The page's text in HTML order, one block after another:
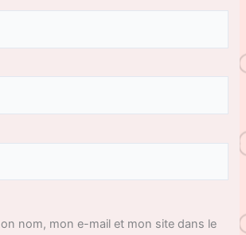
nom, mon e-mail et mon site dans le